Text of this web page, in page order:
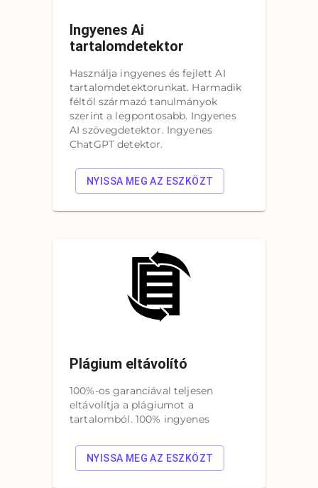
Ingyenes Ai
tartalomdetektor
Használja ingyenes és fejlett AI
tartalomdetektorunkat. Harmadik
féltől származó tanulmányok
szerint a legpontosabb. Ingyenes
AI szövegdetektor. Ingyenes
ChatGPT detektor.
NYISSA MEG AZ ESZKÖZT
Plágium eltávolító
100%-os garanciával teljesen
eltávolítja a plágiumot a
tartalomból. 100% ingyenes
NYISSA MEG AZ ESZKÖZT